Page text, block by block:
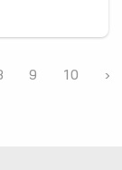
9 10 ›